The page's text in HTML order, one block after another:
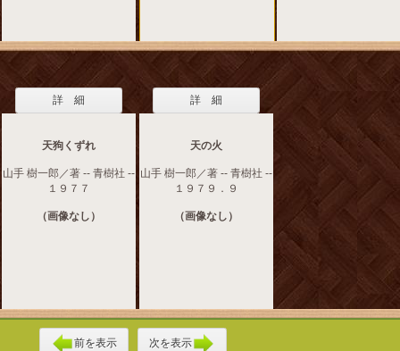
詳 細
天狗くずれ
山手 樹一郎／著 -- 青樹社 --
１９７７
（画像なし）
詳 細
天の火
山手 樹一郎／著 -- 青樹社 --
１９７９．９
（画像なし）
前を表示 次を表示